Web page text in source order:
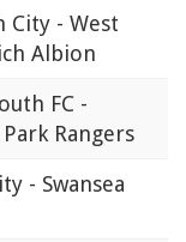
City - West
Albion
FC -
Rangers
- Swansea